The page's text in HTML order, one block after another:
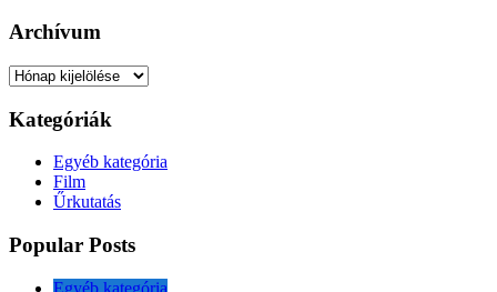
Archívum
Archívum
Kategóriák
Egyéb kategória
Film
Űrkutatás
Popular Posts
Egyéb kategória